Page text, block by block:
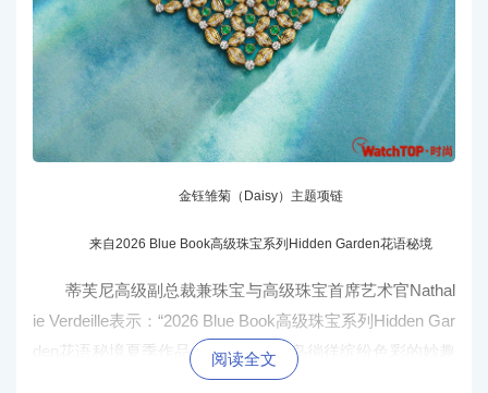
金钰雏菊（Daisy）主题项链
来自2026 Blue Book高级珠宝系列Hidden Garden花语秘境
蒂芙尼高级副总裁兼珠宝与高级珠宝首席艺术官Nathal
ie Verdeille表示：“2026 Blue Book高级珠宝系列Hidden Gar
den花语秘境夏季作品，生动演绎小鸟徜徉缤纷色彩的妙趣
景致。由黄金、钻石与铂金编织而成的鸟巢造型层次分
阅读全文